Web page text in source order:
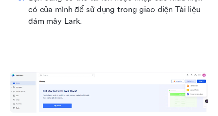
có của mình để sử dụng trong giao diện Tài liệu
đám mây Lark.